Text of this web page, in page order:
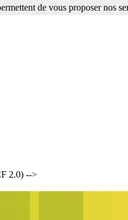
2.0) -->
de vous proposer nos